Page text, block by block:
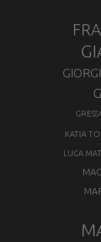
KATIA
LUCA